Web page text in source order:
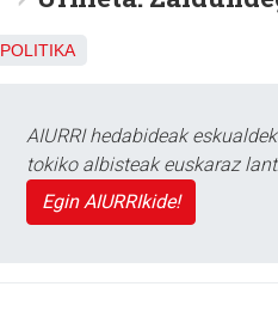
POLITIKA
AIURRI hedabideak
tokiko albisteak euskaraz
Egin AIURRIkide!